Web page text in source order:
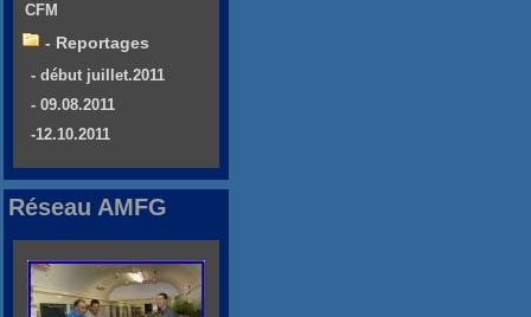
CFM
- Reportages
- début juillet.2011
- 09.08.2011
-12.10.2011
Réseau AMFG